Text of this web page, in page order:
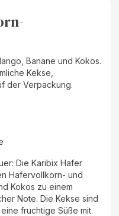
Banane und Kokos.
Kekse,
der Verpackung.
Die Karibix Hafer
Hafervollkorn- und
Kokos zu einem
Note. Die Kekse sind
fruchtige Süße mit.